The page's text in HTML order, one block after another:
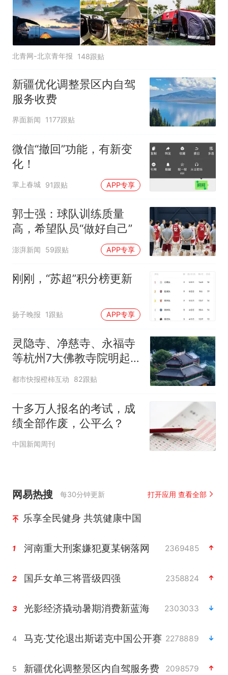
北青网-北京青年报 148跟贴
新疆优化调整景区内自驾
服务收费
界面新闻 1177跟贴
微信“撤回”功能，有新变
化！
掌上春城 91跟贴 APP专享
郭士强：球队训练质量
高，希望队员“做好自己”
澎湃新闻 59跟贴 APP专享
刚刚，“苏超”积分榜更新
扬子晚报 1跟贴 APP专享
灵隐寺、净慈寺、永福寺
等杭州7大佛教寺院明起
临时关闭，别跑空了
都市快报橙柿互动 82跟贴
十多万人报名的考试，成
绩全部作废，公平么？
中国新闻周刊
网易热搜 每30分钟更新 打开应用 查看全部
乐享全民健身 共筑健康中国
1 河南重大刑案嫌犯夏某钢落网 2369485
2 国乒女单三将晋级四强 2358824
3 光影经济撬动暑期消费新蓝海 2303033
4 马克·艾伦退出斯诺克中国公开赛 2278889
5 新疆优化调整景区内自驾服务费 2098579